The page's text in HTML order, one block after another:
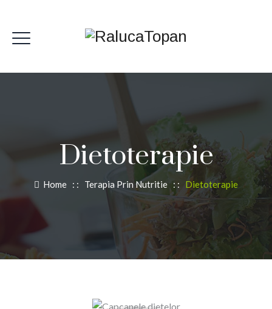
Dietoterapie
Home : : Terapia Prin Nutritie : : Dietoterapie